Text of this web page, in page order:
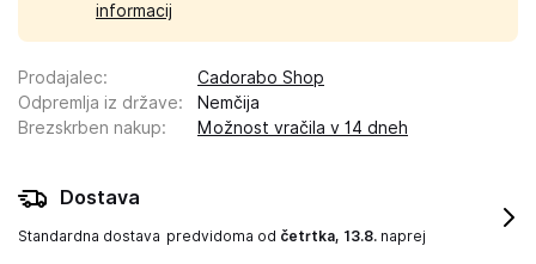
informacij
Prodajalec:
Cadorabo Shop
Odpremlja iz države:
Nemčija
Brezskrben nakup: Možnost vračila v 14 dneh
Dostava
Standardna dostava predvidoma od četrtka, 13.8. naprej